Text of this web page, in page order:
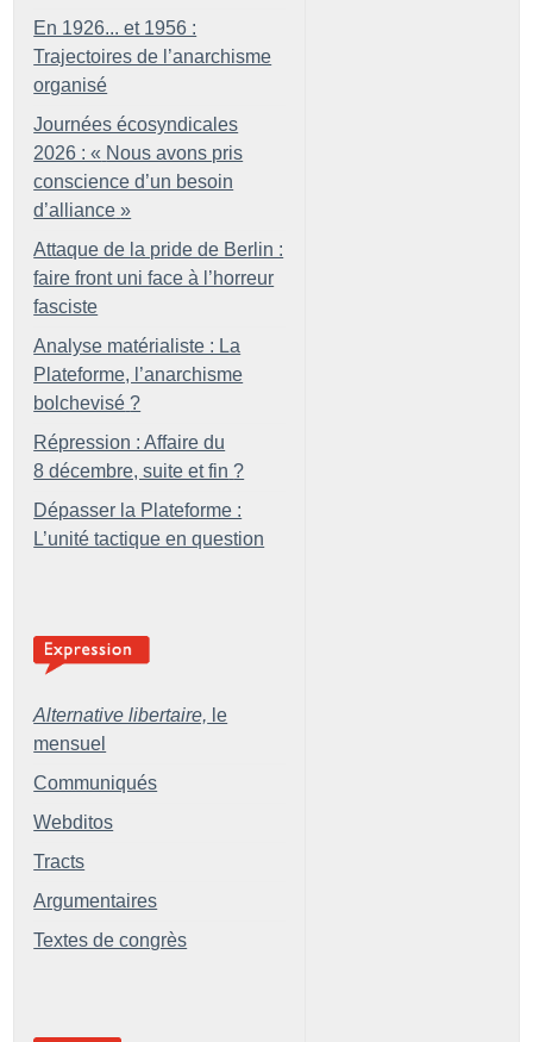
En 1926... et 1956 :
Trajectoires de l’anarchisme
organisé
Journées écosyndicales
2026 : « Nous avons pris
conscience d’un besoin
d’alliance »
Attaque de la pride de Berlin :
faire front uni face à l’horreur
fasciste
Analyse matérialiste : La
Plateforme, l’anarchisme
bolchevisé ?
Répression : Affaire du
8 décembre, suite et fin ?
Dépasser la Plateforme :
L’unité tactique en question
Alternative libertaire, le
mensuel
Communiqués
Webditos
Tracts
Argumentaires
Textes de congrès